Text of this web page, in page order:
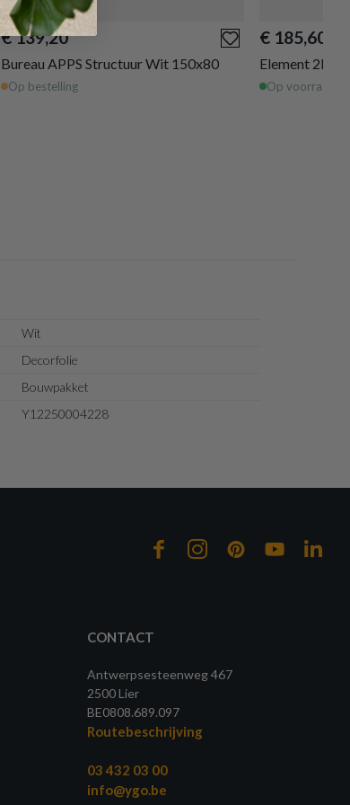
€ 139,20
Bureau APPS Structuur Wit 150x80
Op bestelling
€ 185,60
Element 2D-
Op voorraad
Wit
Decorfolie
Bouwpakket
Y12250004228
CONTACT
Antwerpsesteenweg 467
2500 Lier
BE0808.689.097
Routebeschrijving
03 432 03 00
info@ygo.be